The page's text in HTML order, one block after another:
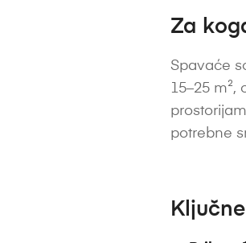
Za
Spavaće
15–25
potrebne